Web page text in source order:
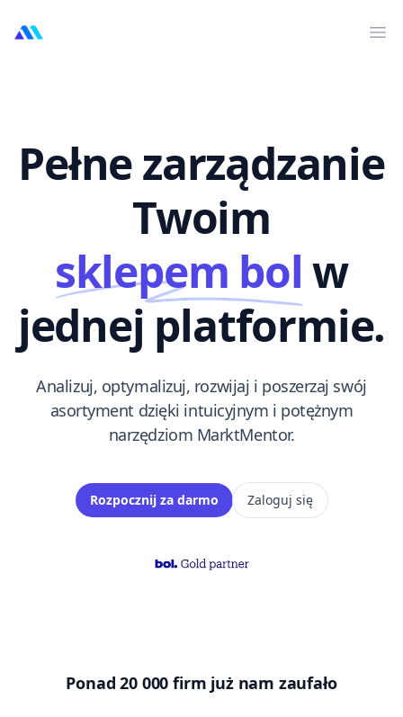
MarktMentor
Pełne zarządzanie
Twoim
sklepem bol w
jednej platformie.
Analizuj, optymalizuj, rozwijaj i poszerzaj swój
asortyment dzięki intuicyjnym i potężnym
narzędziom MarktMentor.
Rozpocznij za darmo Zaloguj się
Ponad 20 000 firm już nam zaufało